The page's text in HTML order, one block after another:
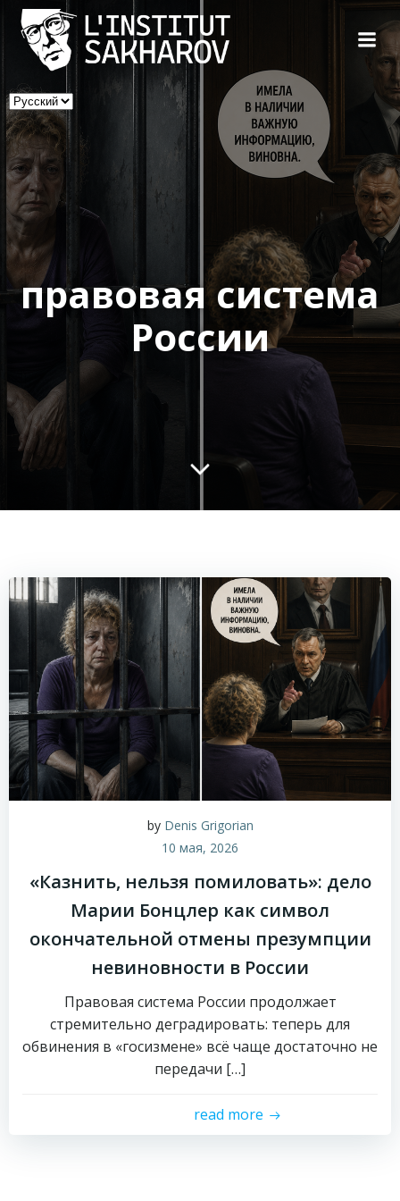
to
content
Выбрать
язык
правовая система
России
by Denis Grigorian
10 мая, 2026
«Казнить, нельзя помиловать»: дело
Марии Бонцлер как символ
окончательной отмены презумпции
невиновности в России
Правовая система России продолжает
стремительно деградировать: теперь для
обвинения в «госизмене» всё чаще достаточно не
передачи […]
read more